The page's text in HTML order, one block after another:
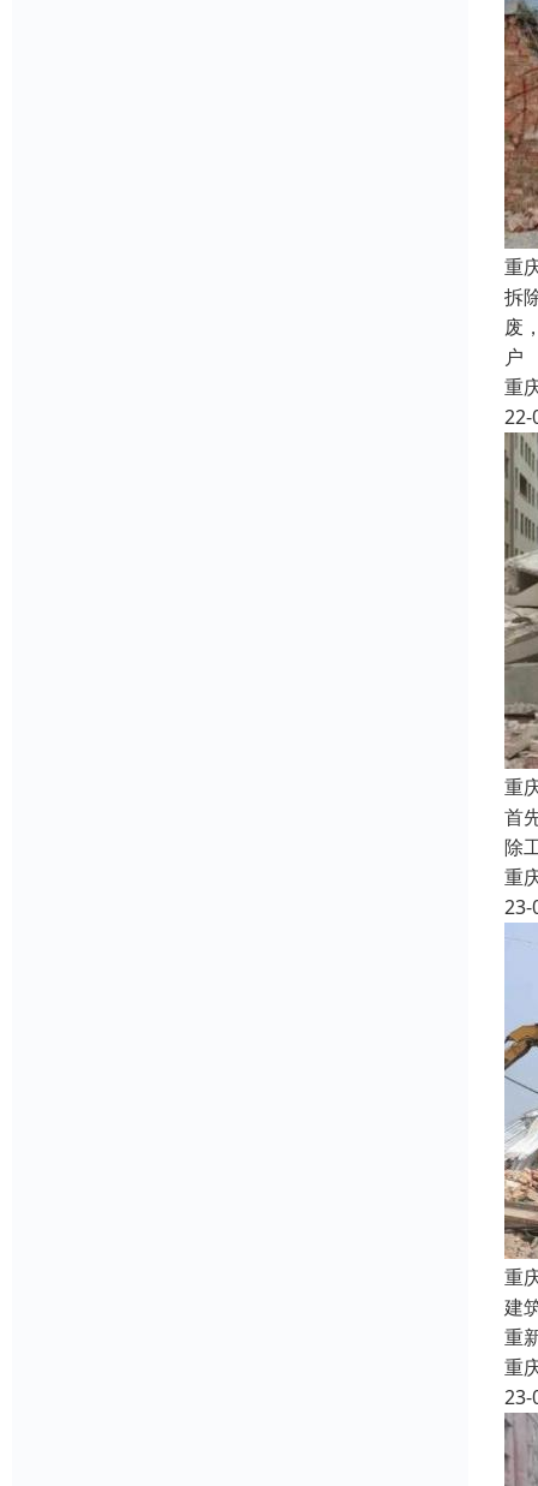
重
拆
废
户
重
22-
重
首
除
重
23-
重
建
重
重
23-